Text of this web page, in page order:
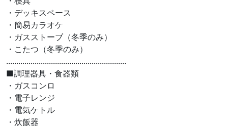
・デッキスペース
・簡易カラオケ
・ガスストーブ（冬季のみ）
・こたつ（冬季のみ）
...........................................................
■調理器具・食器類
・ガスコンロ
・電子レンジ
・電気ケトル
・炊飯器